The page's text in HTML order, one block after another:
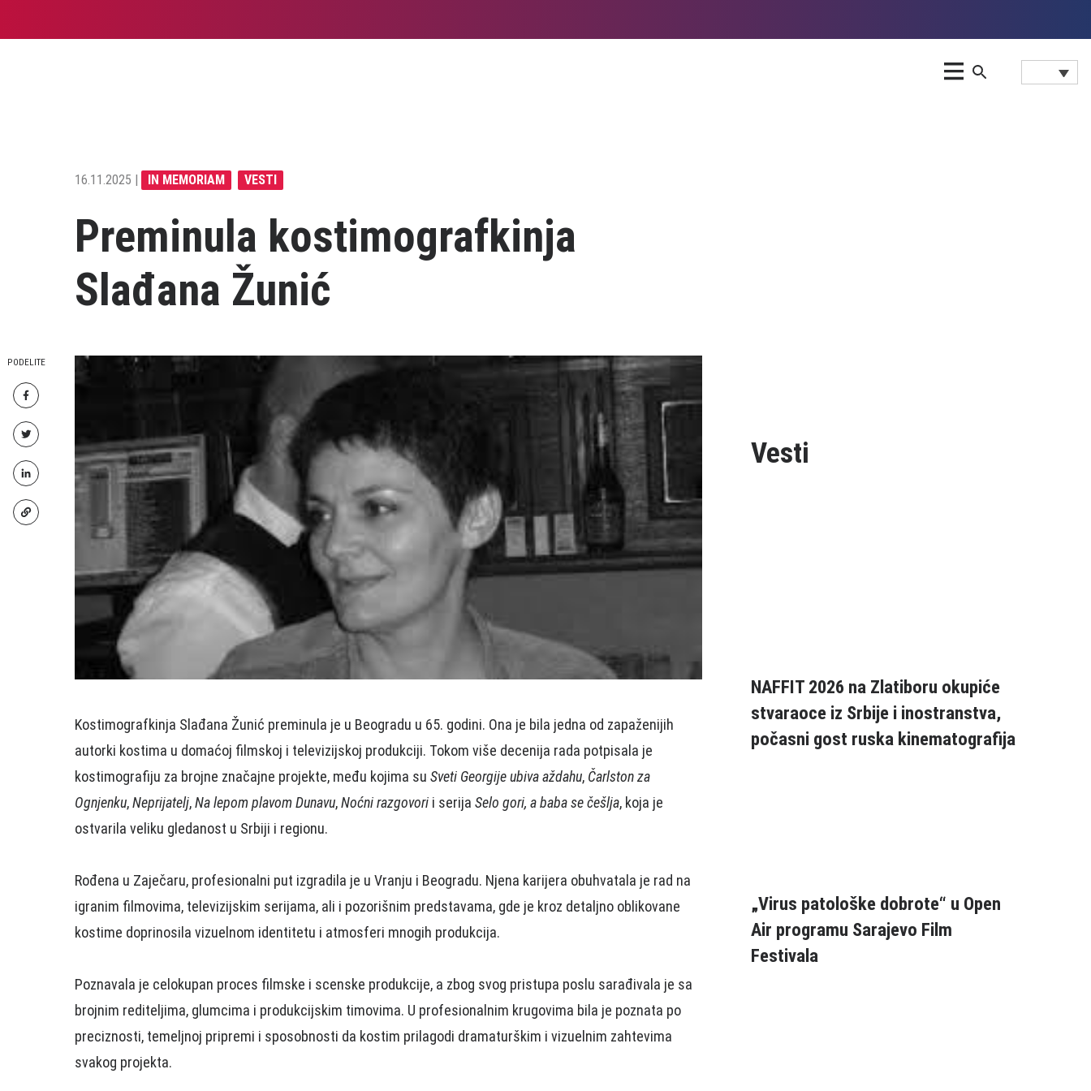
16.11.2025 | IN MEMORIAM VESTI
Preminula kostimografkinja
Slađana Žunić
PODELITE
Kostimografkinja Slađana Žunić preminula je u Beogradu u 65. godini. Ona je bila jedna od zapaženijih
autorki kostima u domaćoj filmskoj i televizijskoj produkciji. Tokom više decenija rada potpisala je
kostimografiju za brojne značajne projekte, među kojima su Sveti Georgije ubiva aždahu, Čarlston za
Ognjenku,Neprijatelj,Na lepom plavom Dunavu,Noćni razgovori i serija Selo gori, a baba se češlja, koja je
ostvarila veliku gledanost u Srbiji i regionu.
Rođena u Zaječaru, profesionalni put izgradila je u Vranju i Beogradu. Njena karijera obuhvatala je rad na
igranim filmovima, televizijskim serijama, ali i pozorišnim predstavama, gde je kroz detaljno oblikovane
kostime doprinosila vizuelnom identitetu i atmosferi mnogih produkcija.
Poznavala je celokupan proces filmske i scenske produkcije, a zbog svog pristupa poslu sarađivala je sa
brojnim rediteljima, glumcima i produkcijskim timovima. U profesionalnim krugovima bila je poznata po
preciznosti, temeljnoj pripremi i sposobnosti da kostim prilagodi dramaturškim i vizuelnim zahtevima
svakog projekta.
Vesti
NAFFIT 2026 na Zlatiboru okupiće
stvaraoce iz Srbije i inostranstva,
počasni gost ruska kinematografija
„Virus patološke dobrote“ u Open
Air programu Sarajevo Film
Festivala